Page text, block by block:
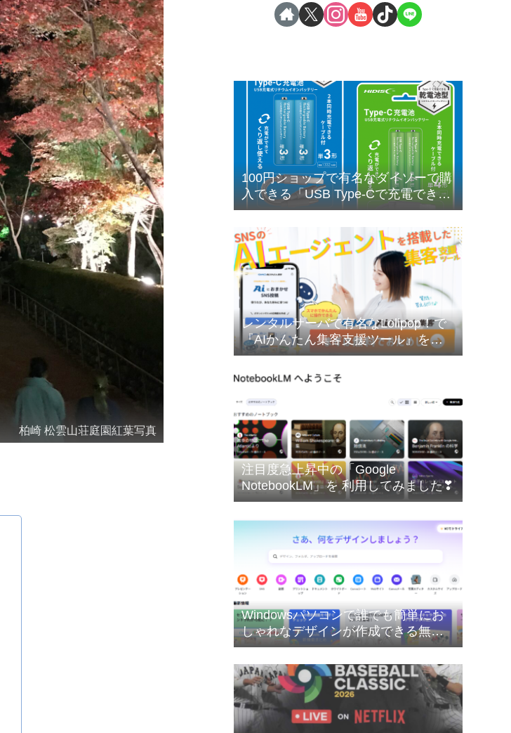
柏崎 松雲山荘庭園紅葉写真
100円ショップで有名なダイソーで購
入できる「USB Type-Cで充電できる
乾電池型バッテリー」の購入検討に
ついて❣
レンタルサーバで有名なLolipop！で
『AIかんたん集客支援ツール』を無
料でお試しできます❣
注目度急上昇中の「Google
NotebookLM」を 利用してみました❣
Windowsパソコンで誰でも簡単にお
しゃれなデザインが作成できる無料
のオンライングラフィックデザイン
ツールのCanva（キャンバ）を使って
みたした❣